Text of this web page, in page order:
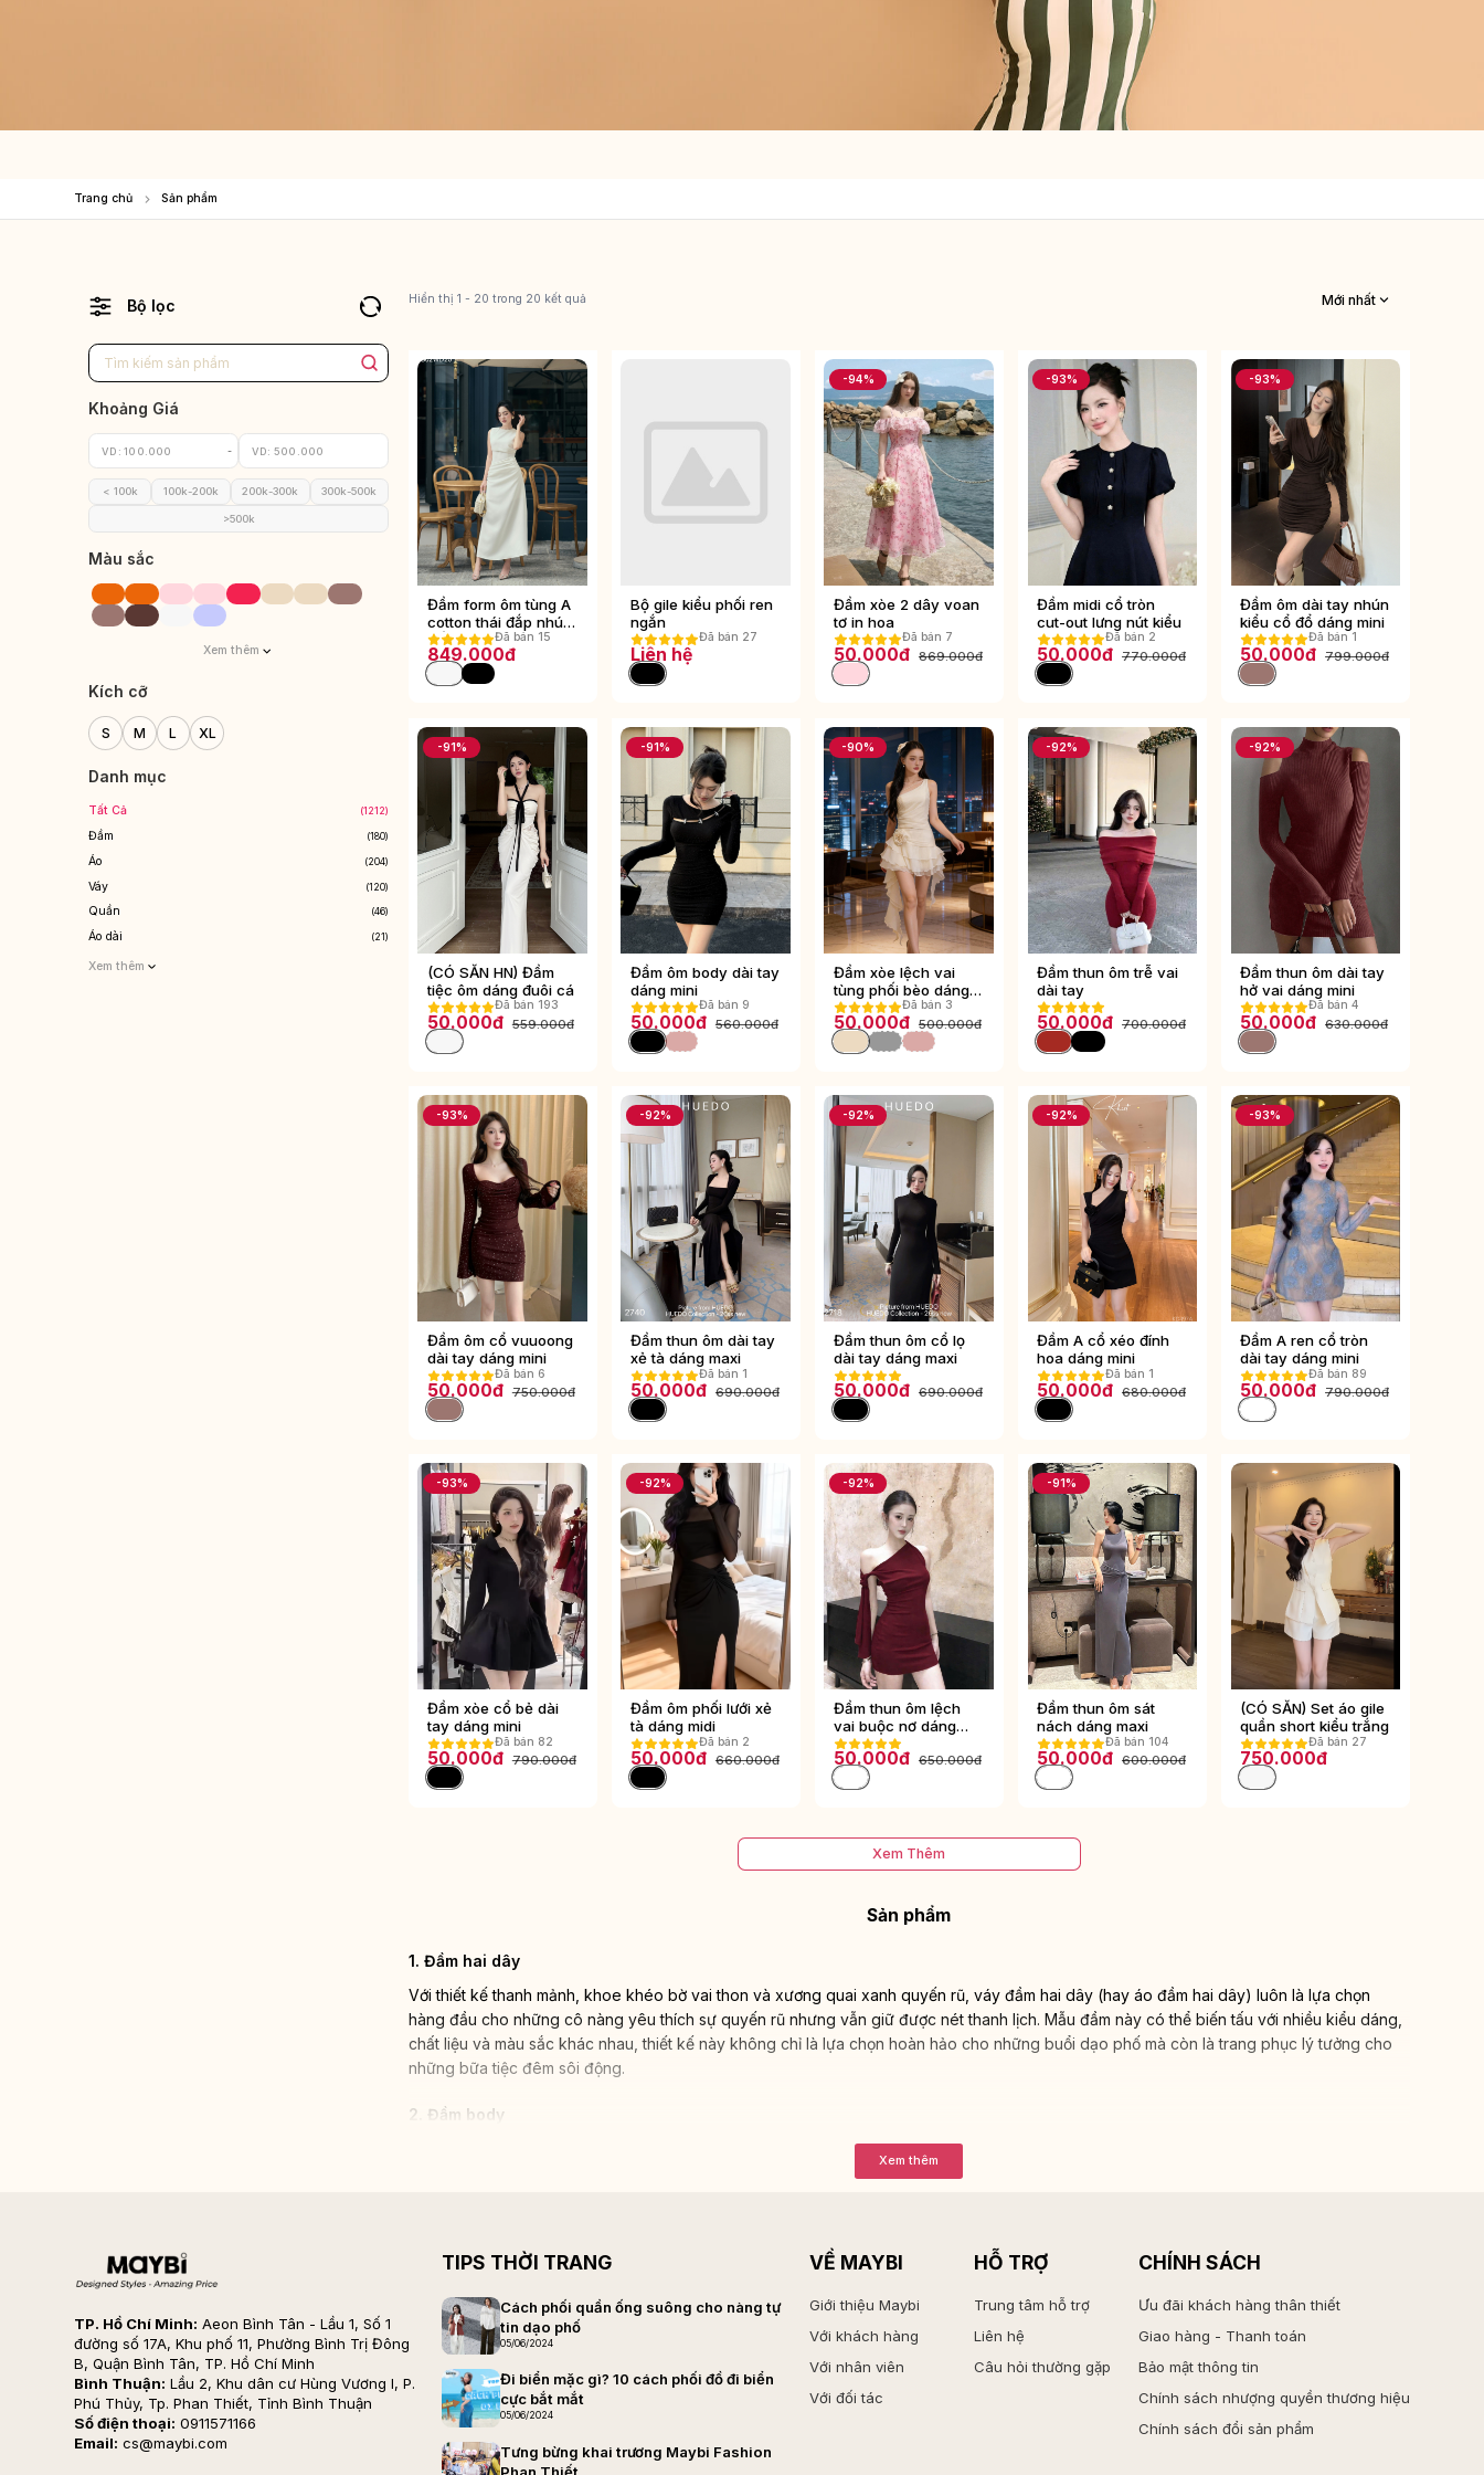
Trang chủ Sản phẩm
Bộ lọc
Khoảng Giá
< 100k 100k-200k 200k-300k 300k-500k
>500k
Màu sắc
Xem thêm
Kích cỡ
S M L XL
Danh mục
Tất Cả (1212)
Đầm (180)
Áo (204)
Váy (120)
Quần (46)
Áo dài (21)
Xem thêm
Hiển thị 1 - 20 trong 20 kết quả Mới nhất
Đầm form ôm tùng A
cotton thái đắp nhún
kiểu dáng midi
Đã bán 15
849.000đ
Bộ gile kiểu phối ren
ngắn
Đã bán 27
Liên hệ
-94%
Đầm xòe 2 dây voan
tơ in hoa
Đã bán 7
50.000đ 869.000đ
-93%
Đầm midi cổ tròn
cut-out lưng nút kiểu
Đã bán 2
50.000đ 770.000đ
-93%
Đầm ôm dài tay nhún
kiểu cổ đổ dáng mini
Đã bán 1
50.000đ 799.000đ
-91%
(CÓ SẴN HN) Đầm
tiệc ôm dáng đuôi cá
Đã bán 193
50.000đ 559.000đ
-91%
Đầm ôm body dài tay
dáng mini
Đã bán 9
50.000đ 560.000đ
-90%
Đầm xòe lệch vai
tùng phối bèo dáng
mini
Đã bán 3
50.000đ 500.000đ
-92%
Đầm thun ôm trễ vai
dài tay
50.000đ 700.000đ
-92%
Đầm thun ôm dài tay
hở vai dáng mini
Đã bán 4
50.000đ 630.000đ
-93%
Đầm ôm cổ vuuoong
dài tay dáng mini
Đã bán 6
50.000đ 750.000đ
-92%
Đầm thun ôm dài tay
xẻ tà dáng maxi
Đã bán 1
50.000đ 690.000đ
-92%
Đầm thun ôm cổ lọ
dài tay dáng maxi
50.000đ 690.000đ
-92%
Đầm A cổ xéo đính
hoa dáng mini
Đã bán 1
50.000đ 680.000đ
-93%
Đầm A ren cổ tròn
dài tay dáng mini
Đã bán 89
50.000đ 790.000đ
-93%
Đầm xòe cổ bẻ dài
tay dáng mini
Đã bán 82
50.000đ 790.000đ
-92%
Đầm ôm phối lưới xẻ
tà dáng midi
Đã bán 2
50.000đ 660.000đ
-92%
Đầm thun ôm lệch
vai buộc nơ dáng
mini
50.000đ 650.000đ
-91%
Đầm thun ôm sát
nách dáng maxi
Đã bán 104
50.000đ 600.000đ
(CÓ SẴN) Set áo gile
quần short kiểu trắng
Đã bán 27
750.000đ
Xem Thêm
Sản phẩm
1. Đầm hai dây
Với thiết kế thanh mảnh, khoe khéo bờ vai thon và xương quai xanh quyến rũ, váy đầm hai dây (hay áo đầm hai dây) luôn là lựa chọn
hàng đầu cho những cô nàng yêu thích sự quyến rũ nhưng vẫn giữ được nét thanh lịch. Mẫu đầm này có thể biến tấu với nhiều kiểu dáng,
chất liệu và màu sắc khác nhau, thiết kế này không chỉ là lựa chọn hoàn hảo cho những buổi dạo phố mà còn là trang phục lý tưởng cho
những bữa tiệc đêm sôi động.
2. Đầm body
Xem thêm
TP. Hồ Chí Minh: Aeon Bình Tân - Lầu 1, Số 1
đường số 17A, Khu phố 11, Phường Bình Trị Đông
B, Quận Bình Tân, TP. Hồ Chí Minh
Bình Thuận: Lầu 2, Khu dân cư Hùng Vương I, P.
Phú Thủy, Tp. Phan Thiết, Tỉnh Bình Thuận
Số điện thoại: 0911571166
Email: cs@maybi.com
TIPS THỜI TRANG
Cách phối quần ống suông cho nàng tự
tin dạo phố
05/06/2024
Đi biển mặc gì? 10 cách phối đồ đi biển
cực bắt mắt
05/06/2024
Tưng bừng khai trương Maybi Fashion
VỀ MAYBI
Giới thiệu Maybi
Với khách hàng
Với nhân viên
Với đối tác
HỖ TRỢ
Trung tâm hỗ trợ
Liên hệ
Câu hỏi thường gặp
CHÍNH SÁCH
Ưu đãi khách hàng thân thiết
Giao hàng - Thanh toán
Bảo mật thông tin
Chính sách nhượng quyền thương hiệu
Chính sách đổi sản phẩm